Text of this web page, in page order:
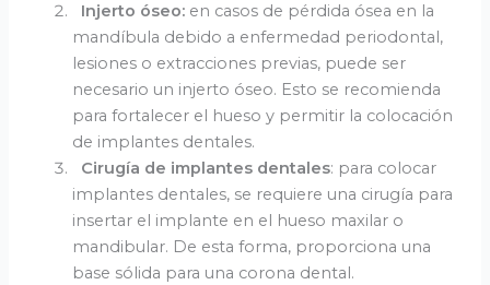
Injerto óseo: en casos de pérdida ósea en la
mandíbula debido a enfermedad periodontal,
lesiones o extracciones previas, puede ser
necesario un injerto óseo. Esto se recomienda
para fortalecer el hueso y permitir la colocación
de implantes dentales.
Cirugía de implantes dentales: para colocar
implantes dentales, se requiere una cirugía para
insertar el implante en el hueso maxilar o
mandibular. De esta forma, proporciona una
base sólida para una corona dental.